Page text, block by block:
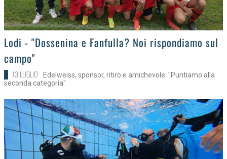
>Lodi - "Dossenina e Fanfulla? Noi rispondiamo sul
campo"
13 LUGLIO
Edelweiss, sponsor, ritiro e amichevole: "Puntiamo alla
seconda categoria"